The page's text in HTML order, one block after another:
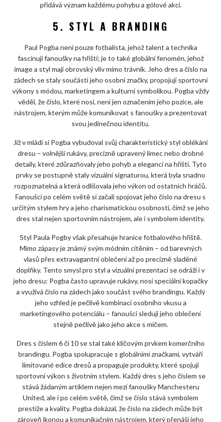
přidává význam každému pohybu a gólové akci.
5. STYL A BRANDING
Paul Pogba není pouze fotbalista, jehož talent a technika
fascinují fanoušky na hřišti; je to také globální fenomén, jehož
image a styl mají obrovský vliv mimo trávník. Jeho dres a číslo na
zádech se staly součástí jeho osobní značky, propojují sportovní
výkony s módou, marketingem a kulturní symbolikou. Pogba vždy
věděl, že číslo, které nosí, není jen označením jeho pozice, ale
nástrojem, kterým může komunikovat s fanoušky a prezentovat
svou jedinečnou identitu.
Již v mládí si Pogba vybudoval svůj charakteristický styl oblékání
dresu – volnější rukávy, precizně upravený límec nebo drobné
detaily, které zdůrazňovaly jeho pohyb a eleganci na hřišti. Tyto
prvky se postupně staly vizuální signaturou, která byla snadno
rozpoznatelná a která odlišovala jeho výkon od ostatních hráčů.
Fanoušci po celém světě si začali spojovat jeho číslo na dresu s
určitým stylem hry a jeho charismatickou osobností, čímž se jeho
dres stal nejen sportovním nástrojem, ale i symbolem identity.
Styl Paula Pogby však přesahuje hranice fotbalového hřiště.
Mimo zápasy je známý svým módním cítěním – od barevných
vlasů přes extravagantní oblečení až po precizně sladěné
doplňky. Tento smysl pro styl a vizuální prezentaci se odráží i v
jeho dresu: Pogba často upravuje rukávy, nosí speciální kopačky
a využívá číslo na zádech jako součást svého brandingu. Každý
jeho vzhled je pečlivě kombinací osobního vkusu a
marketingového potenciálu – fanoušci sledují jeho oblečení
stejně pečlivě jako jeho akce s míčem.
Dres s číslem 6 či 10 se stal také klíčovým prvkem komerčního
brandingu. Pogba spolupracuje s globálními značkami, vytváří
limitované edice dresů a propaguje produkty, které spojují
sportovní výkon s životním stylem. Každý dres s jeho číslem se
stává žádaným artiklem nejen mezi fanoušky Manchesteru
United, ale i po celém světě, čímž se číslo stává symbolem
prestiže a kvality. Pogba dokázal, že číslo na zádech může být
zároveň ikonou a komunikačním nástrojem, který přenáší jeho